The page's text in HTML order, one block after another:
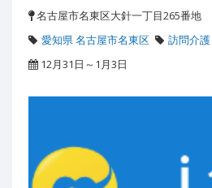
名古屋市名東区大針一丁目265番地
愛知県 名古屋市名東区
訪問介護
12月31日～1月3日